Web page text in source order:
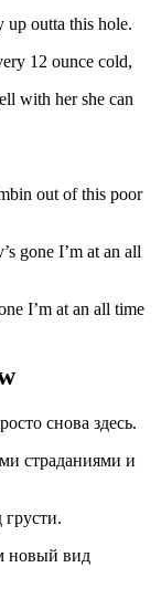
up outta this hole.
12 ounce cold,
with her she can
out of this poor
gone I’m at an all
I’m at an all time
снова здесь.
страданиями и
новый вид